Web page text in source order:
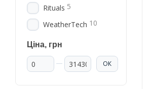
Rituals 5
WeatherTech 10
Ціна, грн
Від Ціна, грн
До Ціна, грн ОК